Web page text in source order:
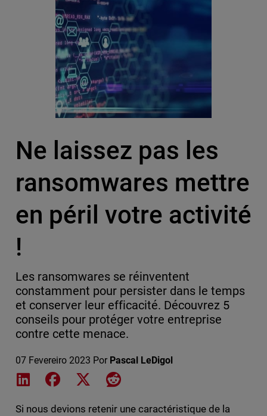
Ne laissez pas les
ransomwares mettre
en péril votre activité
!
Les ransomwares se réinventent
constamment pour persister dans le temps
et conserver leur efficacité. Découvrez 5
conseils pour protéger votre entreprise
contre cette menace.
07 Fevereiro 2023 Por Pascal LeDigol
Share on LinkedIn
Share on Facebook
Share on XShare on Reddit
Si nous devions retenir une caractéristique de la